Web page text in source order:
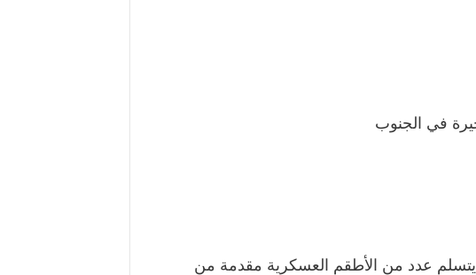
في الجنوب
عدد من الأطقم العسكرية مقدمة من